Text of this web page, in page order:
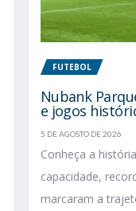
FUTEBOL
Nubank
e jogos
5 DE AGOSTO DE 2026
Conheça a
capacidade,
marcaram a